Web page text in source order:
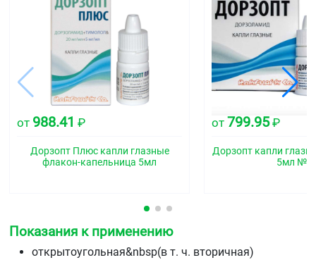
от 988.41 ₽
Дорзопт Плюс капли глазные
флакон-капельница 5мл
от799.95₽
Дорзопт капли
5мл №3
Показания к применению
открытоугольная&nbsp(в т. ч. вторичная)